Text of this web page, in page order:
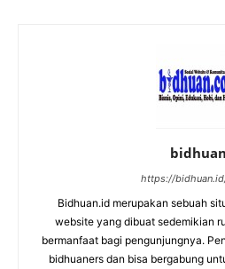
bidhuan
https://
Bidhuan.id merupakan sebuah
website yang dibuat sedemikian
bermanfaat bagi pengunjungnya.
bidhuaners dan bisa bergabung